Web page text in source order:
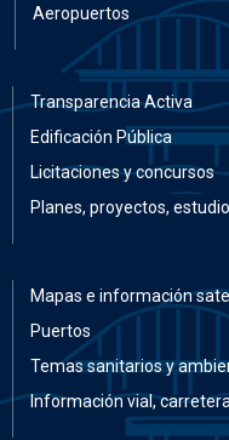
Aeropuertos
Transparencia Activa
Edificación Pública
Licitaciones y concursos
Planes, proyectos,
Mapas e información
Puertos
Temas sanitarios y
Información vial,